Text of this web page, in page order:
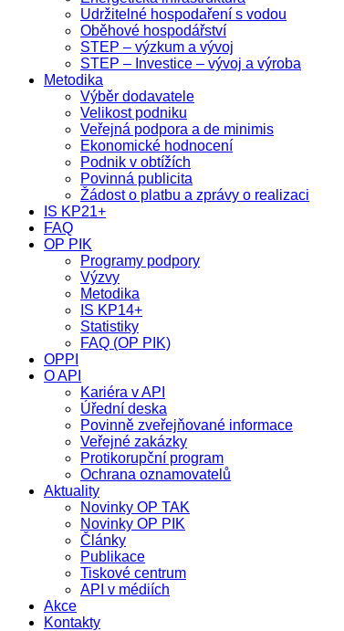
Udržitelné hospodaření s vodou
Oběhové hospodářství
STEP – výzkum a vývoj
STEP – Investice – vývoj a výroba
Metodika
Výběr dodavatele
Velikost podniku
Veřejná podpora a de minimis
Ekonomické hodnocení
Podnik v obtížích
Povinná publicita
Žádost o platbu a zprávy o realizaci
IS KP21+
FAQ
OP PIK
Programy podpory
Výzvy
Metodika
IS KP14+
Statistiky
FAQ (OP PIK)
OPPI
O API
Kariéra v API
Úřední deska
Povinně zveřejňované informace
Veřejné zakázky
Protikorupční program
Ochrana oznamovatelů
Aktuality
Novinky OP TAK
Novinky OP PIK
Články
Publikace
Tiskové centrum
API v médiích
Akce
Kontakty